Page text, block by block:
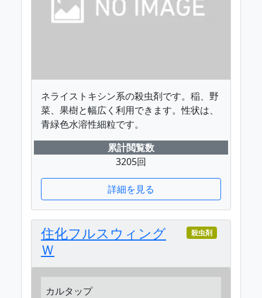
ネライストキシン系の殺虫剤です。稲、野
菜、果樹と幅広く利用できます。性状は、
青緑色水溶性細粒です。
累計閲覧数
3205回
詳細を見る
住化フルスウィング
Ｗ
殺虫剤
カルタップ